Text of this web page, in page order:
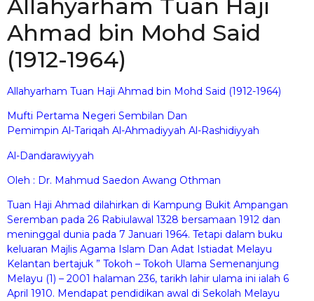
Allahyarham Tuan Haji
Ahmad bin Mohd Said
(1912-1964)
Allahyarham Tuan Haji Ahmad bin Mohd Said (1912-1964)
Mufti Pertama Negeri Sembilan Dan
Pemimpin Al-Tariqah Al-Ahmadiyyah Al-Rashidiyyah
Al-Dandarawiyyah
Oleh : Dr. Mahmud Saedon Awang Othman
Tuan Haji Ahmad dilahirkan di Kampung Bukit Ampangan
Seremban pada 26 Rabiulawal 1328 bersamaan 1912 dan
meninggal dunia pada 7 Januari 1964. Tetapi dalam buku
keluaran Majlis Agama Islam Dan Adat Istiadat Melayu
Kelantan bertajuk ” Tokoh – Tokoh Ulama Semenanjung
Melayu (1) – 2001 halaman 236, tarikh lahir ulama ini ialah 6
April 1910. Mendapat pendidikan awal di Sekolah Melayu